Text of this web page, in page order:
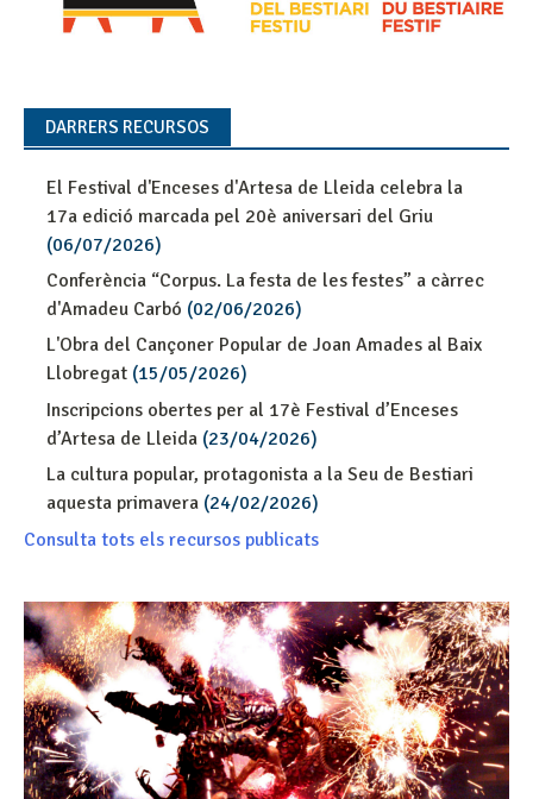
DARRERS RECURSOS
El Festival d'Enceses d'Artesa de Lleida celebra la
17a edició marcada pel 20è aniversari del Griu
(06/07/2026)
Conferència “Corpus. La festa de les festes” a càrrec
d'Amadeu Carbó (02/06/2026)
L'Obra del Cançoner Popular de Joan Amades al Baix
Llobregat (15/05/2026)
Inscripcions obertes per al 17è Festival d’Enceses
d’Artesa de Lleida (23/04/2026)
La cultura popular, protagonista a la Seu de Bestiari
aquesta primavera (24/02/2026)
Consulta tots els recursos publicats